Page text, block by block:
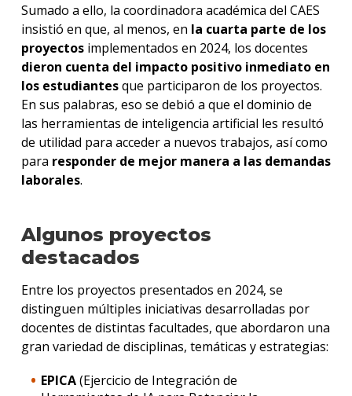
Sumado a ello, la coordinadora académica del CAES
insistió en que, al menos, en la cuarta parte de los
proyectosimplementados en 2024, los docentes
dieron cuenta del impacto positivo inmediato en
los estudiantesque participaron de los proyectos.
En sus palabras, eso se debió a que el dominio de
las herramientas de inteligencia artificial les resultó
de utilidad para acceder a nuevos trabajos, así como
para responder de mejor manera a las demandas
laborales.
Algunos proyectos
destacados
Entre los proyectos presentados en 2024, se
distinguen múltiples iniciativas desarrolladas por
docentes de distintas facultades, que abordaron una
gran variedad de disciplinas, temáticas y estrategias:
EPICA(Ejercicio de Integración de